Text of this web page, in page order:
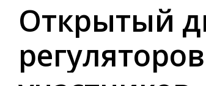
Открытый
регуляторов